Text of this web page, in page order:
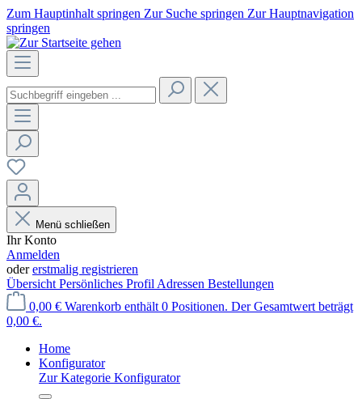
Zum Hauptinhalt springen Zur Suche springen Zur Hauptnavigation
springen
Menü schließen
Ihr Konto
Anmelden
odererstmalig registrieren
Übersicht Persönliches Profil Adressen Bestellungen
0,00 € Warenkorb enthält 0 Positionen. Der Gesamtwert beträgt
0,00 €.
Home
Konfigurator
Zur Kategorie Konfigurator